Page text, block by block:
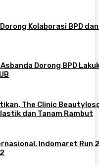
Kolaborasi BPD dan
Dorong BPD
The Clinic
dan Tanam Rambut
Indomaret Run